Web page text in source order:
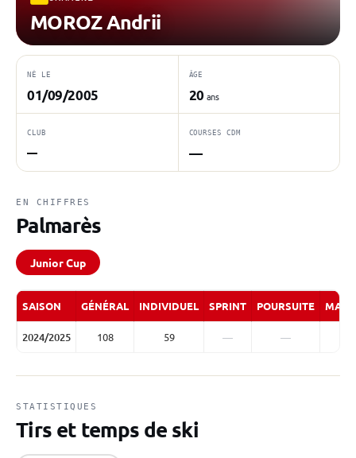
MOROZ Andrii
NÉ LE
01/09/2005
ÂGE
20 ans
CLUB
—
COURSES CDM
—
EN CHIFFRES
Palmarès
Junior Cup
SAISON GÉNÉRAL INDIVIDUEL SPRINT POURSUITE
2024/2025 108 59 — —
STATISTIQUES
Tirs et temps de ski